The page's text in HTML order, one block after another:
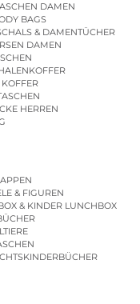
DAMEN
BAGS
& DAMENTÜCHER
DAMEN
HERREN
& FIGUREN
& KINDER LUNCHBOX